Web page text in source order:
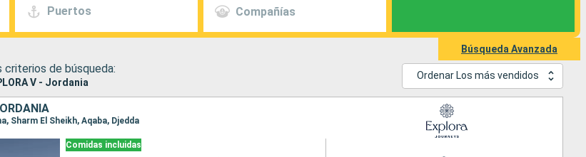
Puertos Compañías
Búsqueda Avanzada
criterios de búsqueda:
V - Jordania
Ordenar Los más vendidos
Sharm El Sheikh, Aqaba, Djedda
Comidas incluidas